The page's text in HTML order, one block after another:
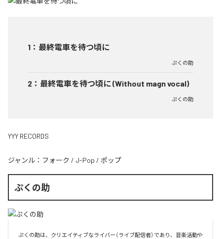
1 ： 最終電車を待つ頃に
ぷくの助
2 ： 最終電車を待つ頃に (Without magn vocal)
ぷくの助
YYY RECORDS
ジャンル： フォーク / J-Pop / ポップ
ぷくの助
ぷくの助は、クリエイティブなライバー（ライブ配信者）であり、音楽活動や